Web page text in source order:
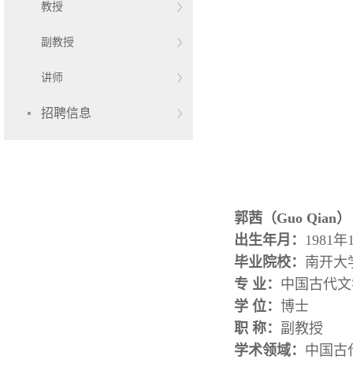
教授
副教授
讲师
招聘信息
郭茜（Guo Qian）
出生年月： 1981年
毕业院校： 南开大
专 业： 中国古代
学 位： 博士
职 称： 副教授
学术领域： 中国古